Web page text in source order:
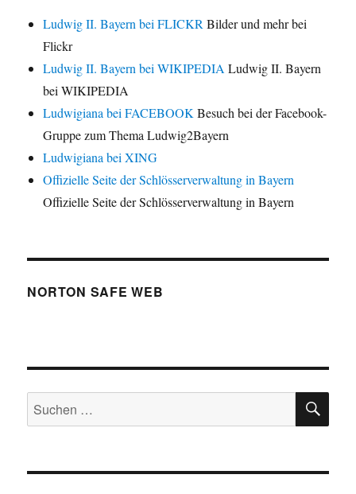
Ludwig II. Bayern bei FLICKR Bilder und mehr bei
Flickr
Ludwig II. Bayern bei WIKIPEDIA Ludwig II. Bayern
bei WIKIPEDIA
Ludwigiana bei FACEBOOK Besuch bei der Facebook-
Gruppe zum Thema Ludwig2Bayern
Ludwigiana bei XING
Offizielle Seite der Schlösserverwaltung in Bayern
Offizielle Seite der Schlösserverwaltung in Bayern
NORTON SAFE WEB
Suchen
nach: